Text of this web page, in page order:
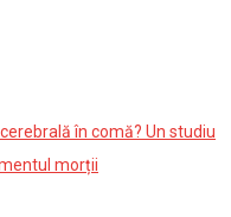
în comă? Un studiu
morții